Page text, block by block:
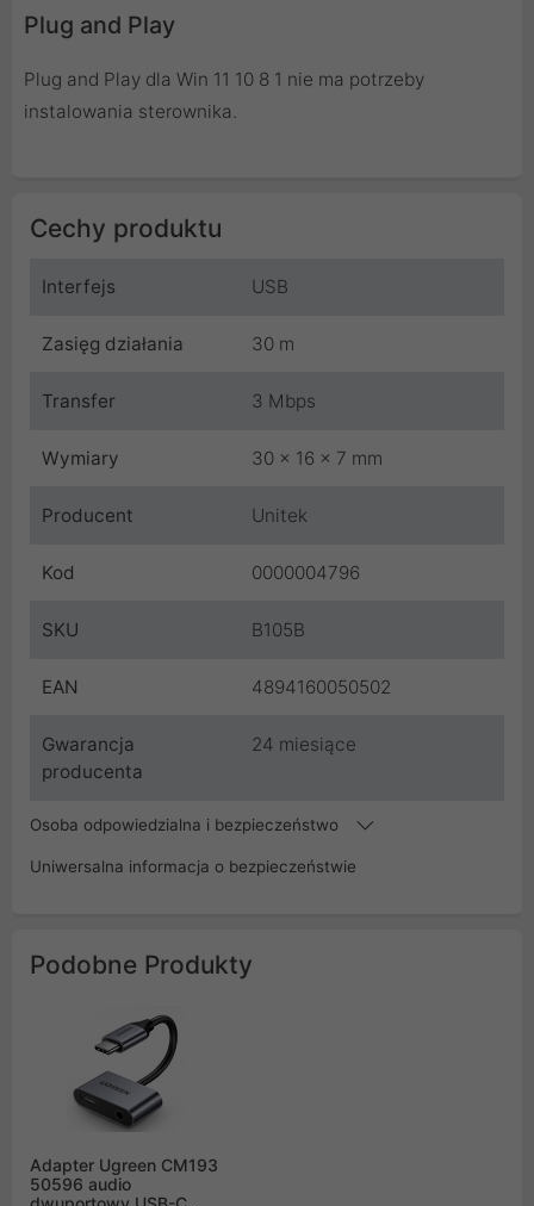
Plug and Play
Plug and Play dla Win 11 10 8 1 nie ma potrzeby
instalowania sterownika.
Cechy produktu
Interfejs USB
Zasięg działania 30 m
Transfer 3 Mbps
Wymiary 30 x 16 x 7 mm
Producent Unitek
Kod 0000004796
SKU B105B
EAN 4894160050502
Gwarancja
producenta
24 miesiące
Osoba odpowiedzialna i bezpieczeństwo
Uniwersalna informacja o bezpieczeństwie
Podobne Produkty
Adapter Ugreen CM193
50596 audio